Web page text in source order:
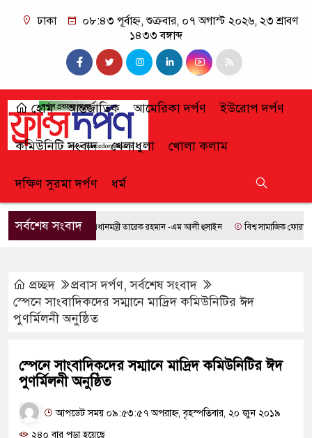
ঢাকা
০৮:৪৩ পূর্বাহ্ন, শুক্রবার, ০৭ অগাস্ট ২০২৬, ২৩ শ্রাবণ
১৪৩৩ বঙ্গাব্দ
হোম আন্তর্জাতিক আমেরিকা দর্পণ ইউরোপ দর্পণ
কমিউনিটি সংবাদ খেলাধুলা খোলা কলাম
দক্ষিণ সুরমা দর্পণ ধর্ম
সর্বশেষ সংবাদপ্রধানমন্ত্রী তারেক রহমান -এম আলী হুসাইন বিশ্ব সামাজিক ফোরামে যোগ
প্রচ্ছদ প্রবাস দর্পণ,সর্বশেষ সংবাদ
স্পেনে সাংবাদিকদের সম্মানে মাদ্রিদ কমিউনিটির ঈদ
পুণর্মিলনী অনুষ্ঠিত
স্পেনে সাংবাদিকদের সম্মানে মাদ্রিদ কমিউনিটির ঈদ
পুণর্মিলনী অনুষ্ঠিত
আপডেট সময় ০৯:৫৩:৫৭ অপরাহ্ন, বৃহস্পতিবার, ২০ জুন ২০১৯
২৪০ বার পড়া হয়েছে